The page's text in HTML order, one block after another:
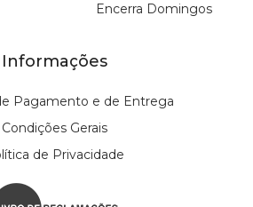
Encerra Domingos
Informações
Pagamento e de Entrega
Condições Gerais
de Privacidade